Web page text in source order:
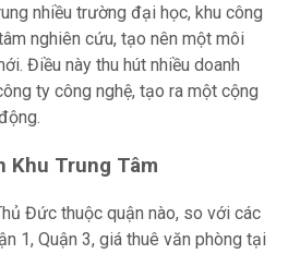
nhiều trường đại học, khu công
nghiên cứu, tạo nên một môi
Điều này thu hút nhiều doanh
ty công nghệ, tạo ra một cộng
Khu Trung Tâm
Đức thuộc quận nào, so với các
1, Quận 3, giá thuê văn phòng tại